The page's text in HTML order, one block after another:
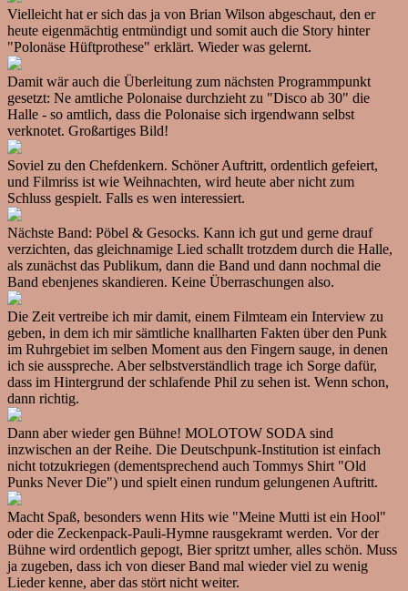
Vielleicht hat er sich das ja von Brian Wilson abgeschaut, den er
heute eigenmächtig entmündigt und somit auch die Story hinter
"Polonäse Hüftprothese" erklärt. Wieder was gelernt.
Damit wär auch die Überleitung zum nächsten Programmpunkt
gesetzt: Ne amtliche Polonaise durchzieht zu "Disco ab 30" die
Halle - so amtlich, dass die Polonaise sich irgendwann selbst
verknotet. Großartiges Bild!
Soviel zu den Chefdenkern. Schöner Auftritt, ordentlich gefeiert,
und Filmriss ist wie Weihnachten, wird heute aber nicht zum
Schluss gespielt. Falls es wen interessiert.
Nächste Band: Pöbel & Gesocks. Kann ich gut und gerne drauf
verzichten, das gleichnamige Lied schallt trotzdem durch die Halle,
als zunächst das Publikum, dann die Band und dann nochmal die
Band ebenjenes skandieren. Keine Überraschungen also.
Die Zeit vertreibe ich mir damit, einem Filmteam ein Interview zu
geben, in dem ich mir sämtliche knallharten Fakten über den Punk
im Ruhrgebiet im selben Moment aus den Fingern sauge, in denen
ich sie ausspreche. Aber selbstverständlich trage ich Sorge dafür,
dass im Hintergrund der schlafende Phil zu sehen ist. Wenn schon,
dann richtig.
Dann aber wieder gen Bühne! MOLOTOW SODA sind
inzwischen an der Reihe. Die Deutschpunk-Institution ist einfach
nicht totzukriegen (dementsprechend auch Tommys Shirt "Old
Punks Never Die") und spielt einen rundum gelungenen Auftritt.
Macht Spaß, besonders wenn Hits wie "Meine Mutti ist ein Hool"
oder die Zeckenpack-Pauli-Hymne rausgekramt werden. Vor der
Bühne wird ordentlich gepogt, Bier spritzt umher, alles schön. Muss
ja zugeben, dass ich von dieser Band mal wieder viel zu wenig
Lieder kenne, aber das stört nicht weiter.